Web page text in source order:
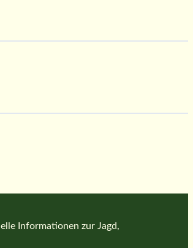
Informationen zur Jagd,